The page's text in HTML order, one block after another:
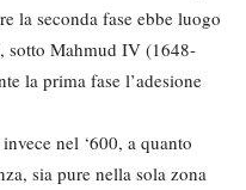
la seconda fase ebbe luogo
sotto Mahmud IV (1648-
la prima fase l’adesione
nel ‘600, a quanto
sia pure nella sola zona